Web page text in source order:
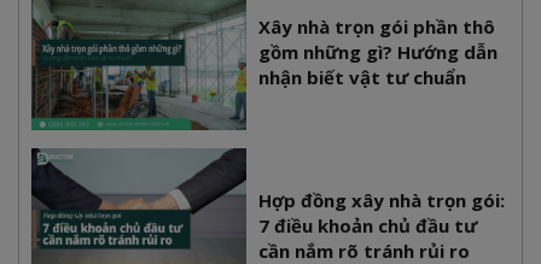
Xây nhà trọn gói phần thô
gồm những gì? Hướng dẫn
nhận biết vật tư chuẩn
Hợp đồng xây nhà trọn gói:
7 điều khoản chủ đầu tư
cần nắm rõ tránh rủi ro